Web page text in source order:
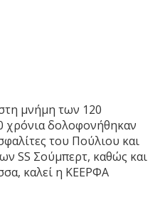
μνήμη των 120
χρόνια δολοφονήθηκαν
του Πούλιου και
SS Σούμπερτ, καθώς και
καλεί η ΚΕΕΡΦΑ